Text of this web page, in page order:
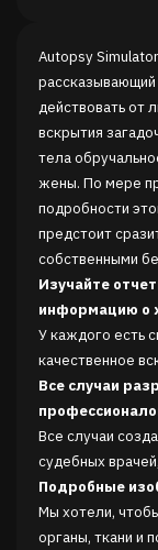
Autopsy
действовать от
вскрытия
тела
жены. По мере
подробности
предстоит
собственными
Изучайте
информацию о
У каждого есть
качественное
Все случаи
Все случаи
судебных
Подробные
Мы хотели,
органы, ткани и